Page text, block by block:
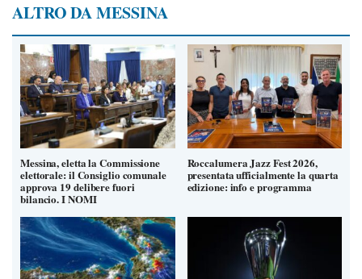
ALTRO DA MESSINA
Messina, eletta la Commissione
elettorale: il Consiglio comunale
approva 19 delibere fuori
bilancio. I NOMI
Roccalumera Jazz Fest 2026,
presentata ufficialmente la quarta
edizione: info e programma